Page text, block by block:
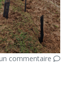
commentaire